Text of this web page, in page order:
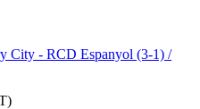
City - RCD Espanyol (3-1) /